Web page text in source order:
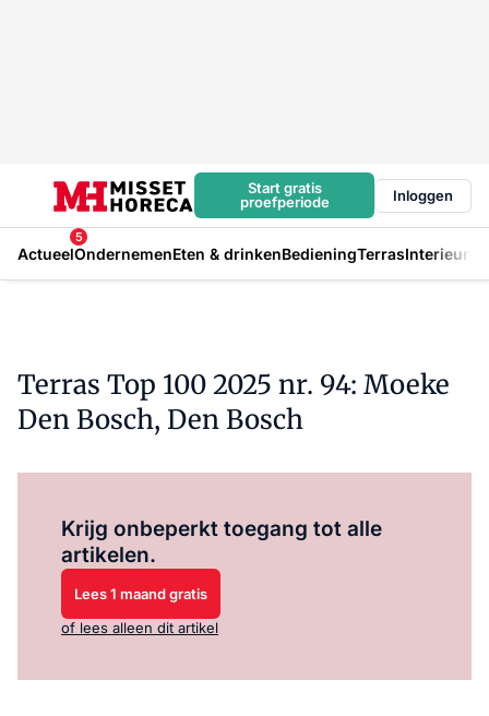
Start gratis
proefperiode
Inloggen
Actueel
5
OndernemenEten & drinkenBedieningTerrasInterieur
Terras Top 100 2025 nr. 94: Moeke
Den Bosch, Den Bosch
Krijg onbeperkt toegang tot alle
artikelen.
Lees 1 maand gratis
of lees alleen dit artikel